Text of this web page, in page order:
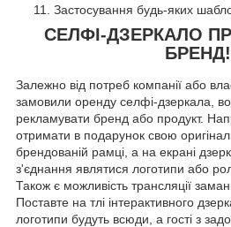
Застосування будь-яких
СЕЛФІ-ДЗЕРКАЛО
БРЕНД!
Залежно від потреб компанії або
замовили оренду селфі-дзеркала,
рекламувати бренд або продукт.
отримати в подарунок свою
брендованій рамці, а на екрані
з'єднання являтися логотипи або
Також є можливість трансляції
Поставте на тлі інтерактивного
логотипи будуть всюди, а гості з